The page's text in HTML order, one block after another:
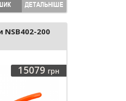
ДЕТАЛЬНІШЕ
NSB402-200
15079 грн